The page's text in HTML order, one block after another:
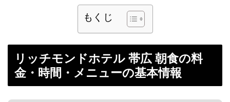
もくじ
リッチモンドホテル 帯広 朝食の料
金・時間・メニューの基本情報